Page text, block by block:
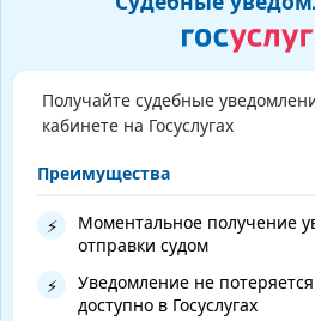
Получайте судебные
кабинете на Госуслугах
Преимущества
⚡
Моментальное получение
отправки судом
⚡
Уведомление не
доступно в Госуслугах